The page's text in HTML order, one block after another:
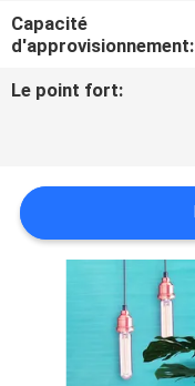
CONTACTEZ-
NOUS
LES
AFFAIRES
DEMANDEZ
Capacité
d'approvisionnement:
Le point fort: